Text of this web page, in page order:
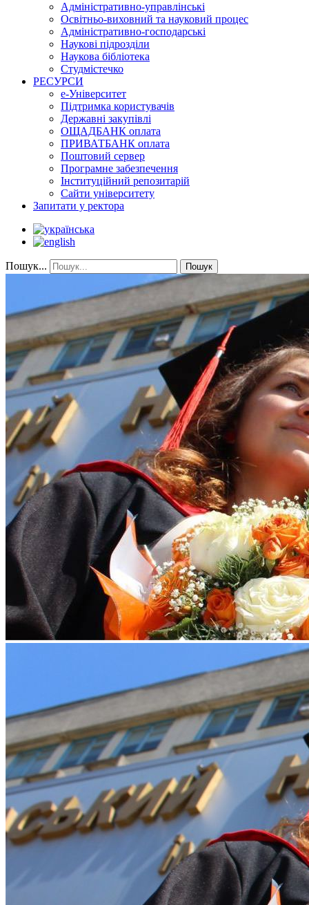
Адміністративно-управлінські
Освітньо-виховний та науковий процес
Адміністративно-господарські
Наукові підрозділи
Наукова бібліотека
Студмістечко
РЕСУРСИ
е-Університет
Підтримка користувачів
Державні закупівлі
ОЩАДБАНК оплата
ПРИВАТБАНК оплата
Поштовий сервер
Програмне забезпечення
Інституційний репозитарій
Сайти університету
Запитати у ректора
Пошук... Пошук